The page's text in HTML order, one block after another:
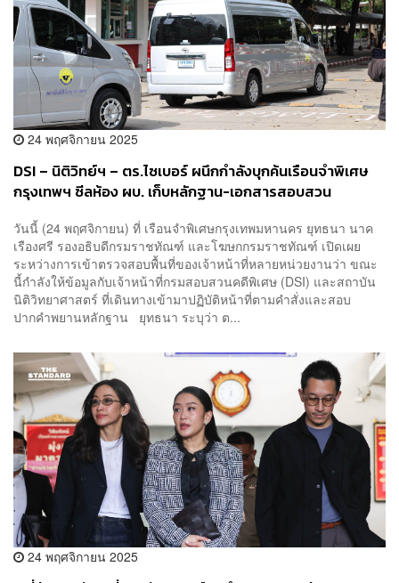
24 พฤศจิกายน 2025
DSI – นิติวิทย์ฯ – ตร.ไซเบอร์ ผนึกกำลังบุกค้นเรือนจำพิเศษ
กรุงเทพฯ ซีลห้อง ผบ. เก็บหลักฐาน-เอกสารสอบสวน
วันนี้ (24 พฤศจิกายน) ที่ เรือนจำพิเศษกรุงเทพมหานคร ยุทธนา นาค
เรืองศรี รองอธิบดีกรมราชทัณฑ์ และโฆษกกรมราชทัณฑ์ เปิดเผย
ระหว่างการเข้าตรวจสอบพื้นที่ของเจ้าหน้าที่หลายหน่วยงานว่า ขณะ
นี้กำลังให้ข้อมูลกับเจ้าหน้าที่กรมสอบสวนคดีพิเศษ (DSI) และสถาบัน
นิติวิทยาศาสตร์ ที่เดินทางเข้ามาปฏิบัติหน้าที่ตามคำสั่งและสอบ
ปากคำพยานหลักฐาน ยุทธนา ระบุว่า ต...
24 พฤศจิกายน 2025